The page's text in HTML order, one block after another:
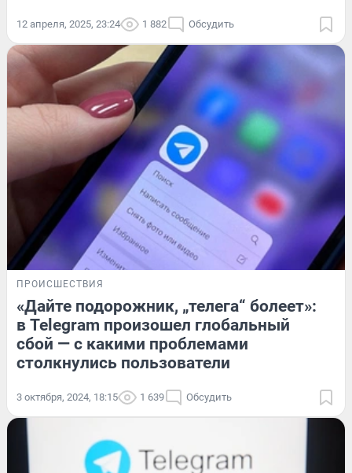
12 апреля, 2025, 23:24 1 882 Обсудить
ПРОИСШЕСТВИЯ
«Дайте подорожник, „телега“ болеет»:
в Telegram произошел глобальный
сбой — с какими проблемами
столкнулись пользователи
3 октября, 2024, 18:15 1 639 Обсудить